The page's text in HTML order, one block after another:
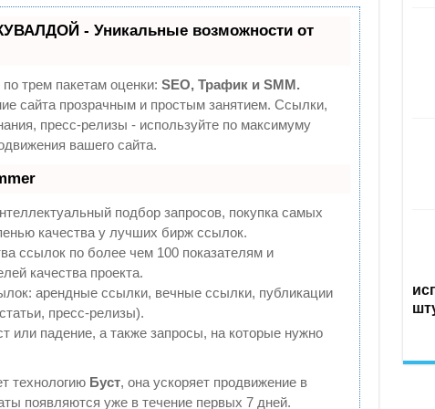
- Уникальные возможности от
трем пакетам оценки: SEO, Трафик и SMM.
сайта прозрачным и простым занятием. Ссылки,
пресс-релизы - используйте по максимуму
вашего сайта.
подбор запросов, покупка самых
качества у лучших бирж ссылок.
ссылок по более чем 100 показателям и
качества проекта.
арендные ссылки, вечные ссылки, публикации
пресс-релизы).
или падение, а также запросы, на которые нужно
технологию Буст, она ускоряет продвижение в
появляются уже в течение первых 7 дней.